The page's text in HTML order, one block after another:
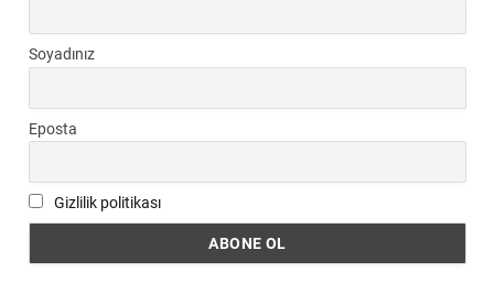
Soyadınız
Eposta
Gizlilik politikası